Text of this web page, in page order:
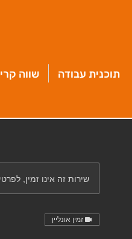
תוכנית עבודה שווה
שירות זה אינו זמין,
זמין אונליין